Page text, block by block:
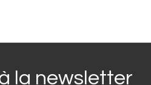
la newsletter